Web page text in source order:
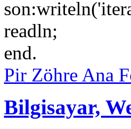
readln;
end.
Pir Zöhre Ana
Bilgisayar,